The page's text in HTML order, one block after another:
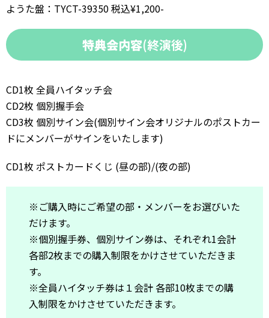
ようた盤：TYCT-39350 税込¥1,200-
特典会内容(終演後)
CD1枚 全員ハイタッチ会
CD2枚 個別握手会
CD3枚 個別サイン会(個別サイン会オリジナルのポストカー
ドにメンバーがサインをいたします)
CD1枚 ポストカードくじ (昼の部)/(夜の部)
※ご購入時にご希望の部・メンバーをお選びいた
だけます。
※個別握手券、個別サイン券は、それぞれ1会計
各部2枚までの購入制限をかけさせていただきま
す。
※全員ハイタッチ券は１会計 各部10枚までの購
入制限をかけさせていただきます。